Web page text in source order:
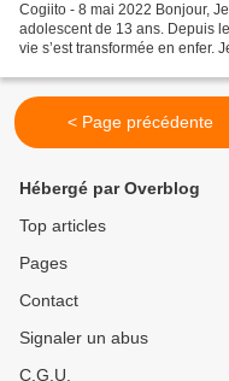
Cogiito - 8 mai 2022 Bonjour,
adolescent de 13 ans. Depuis
vie s’est transformée en enfer.
< Page précédente
Hébergé par Overblog
Top articles
Pages
Contact
Signaler un abus
C.G.U.